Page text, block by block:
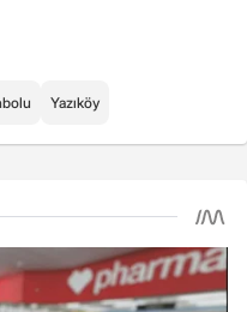
Yazıköy